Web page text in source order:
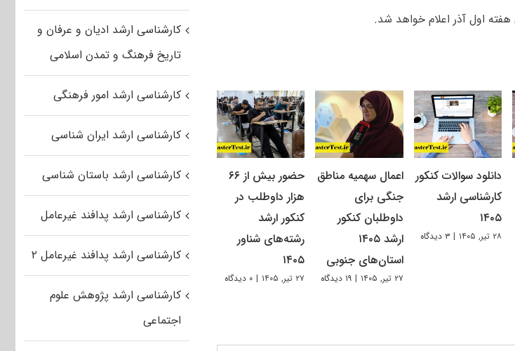
هفته اول آذر اعلام خواهد شد.
دانلود سوالات کنکور
کارشناسی ارشد
۱۴۰۵
۲۸ تیر, ۱۴۰۵ | ۳ دیدگاه
اعمال سهمیه مناطق
جنگی برای
داوطلبان کنکور
ارشد ۱۴۰۵
استان‌های جنوبی
۲۷ تیر, ۱۴۰۵ | ۱۹ دیدگاه
حضور بیش از ۶۶
هزار داوطلب در
کنکور ارشد
رشته‌های شناور
۱۴۰۵
۲۷ تیر, ۱۴۰۵ | ۰ دیدگاه
کارشناسی ارشد ادیان و عرفان و
تاریخ فرهنگ و تمدن اسلامی
کارشناسی ارشد امور فرهنگی
کارشناسی ارشد ایران شناسی
کارشناسی ارشد باستان شناسی
کارشناسی ارشد پدافند غیرعامل
کارشناسی ارشد پدافند غیرعامل ۲
کارشناسی ارشد پژوهش علوم
اجتماعی